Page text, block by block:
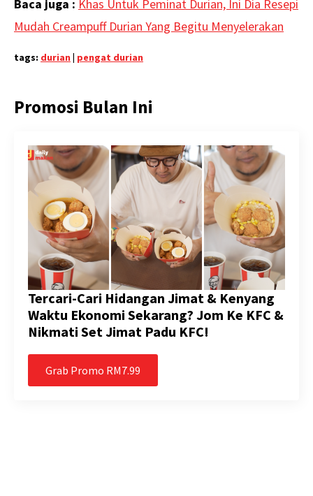
Baca juga : Khas Untuk Peminat Durian, Ini Dia Resepi
Mudah Creampuff Durian Yang Begitu Menyelerakan
tags: durian pengat durian
Promosi Bulan Ini
Tercari-Cari Hidangan Jimat & Kenyang
Waktu Ekonomi Sekarang? Jom Ke KFC &
Nikmati Set Jimat Padu KFC!
Grab Promo RM7.99